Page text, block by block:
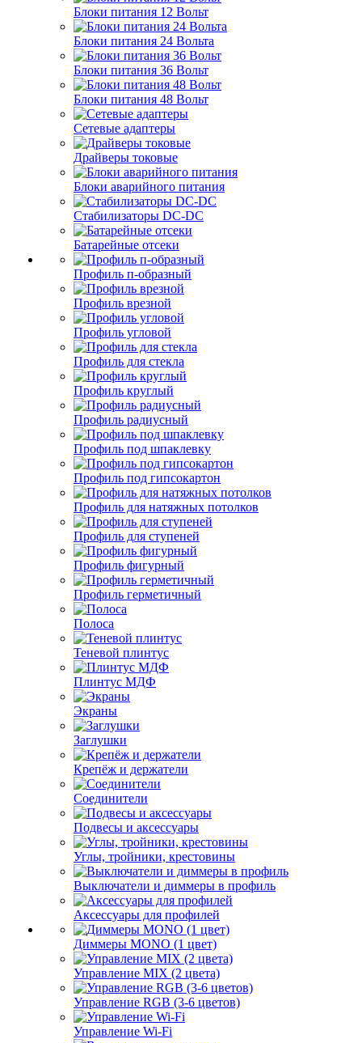
Блоки питания 12 Вольт
Блоки питания 24 Вольта
Блоки питания 36 Вольт
Блоки питания 48 Вольт
Сетевые адаптеры
Драйверы токовые
Блоки аварийного питания
Стабилизаторы DC-DC
Батарейные отсеки
Профиль п-образный
Профиль врезной
Профиль угловой
Профиль для стекла
Профиль круглый
Профиль радиусный
Профиль под шпаклевку
Профиль под гипсокартон
Профиль для натяжных потолков
Профиль для ступеней
Профиль фигурный
Профиль герметичный
Полоса
Теневой плинтус
Плинтус МДФ
Экраны
Заглушки
Крепёж и держатели
Соединители
Подвесы и аксессуары
Углы, тройники, крестовины
Выключатели и диммеры в профиль
Аксессуары для профилей
Диммеры MONO (1 цвет)
Управление MIX (2 цвета)
Управление RGB (3-6 цветов)
Управление Wi-Fi